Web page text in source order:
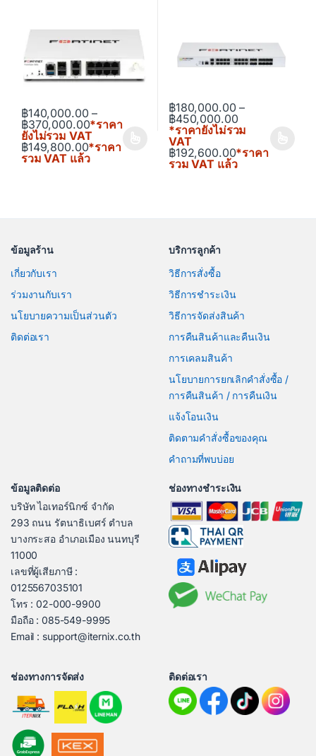
฿140,000.00 –
฿370,000.00Price range: ฿140,000.00 through ฿
*ราคา
ยังไม่รวม VAT
฿149,800.00*ราคา
รวม VAT แล้ว
This product has multiple variants. The options may be chosen
฿180,000.00 –
฿450,000.00Price range:
*ราคายังไม่รวม
VAT
฿192,600.00*ราคา
รวม VAT แล้ว
This product has multiple
ข้อมูลร้าน
เกี่ยวกับเรา
ร่วมงานกับเรา
นโยบายความเป็นส่วนตัว
ติดต่อเรา
บริการลูกค้า
วิธีการสั่งซื้อ
วิธีการชำระเงิน
วิธีการจัดส่งสินค้า
การคืนสินค้าและคืนเงิน
การเคลมสินค้า
นโยบายการยกเลิกคำสั่งซื้อ /
การคืนสินค้า / การคืนเงิน
แจ้งโอนเงิน
ติดตามคำสั่งซื้อของคุณ
คำถามที่พบบ่อย
ข้อมูลติดต่อ
บริษัท ไอเทอร์นิกซ์ จำกัด
293 ถนน รัตนาธิเบศร์ ตำบล
บางกระสอ อำเภอเมือง นนทบุรี
11000
เลขที่ผู้เสียภาษี :
0125567035101
โทร : 02-000-9900
มือถือ : 085-549-9995
Email : support@iternix.co.th
ช่องทางชำระเงิน
ช่องทางการจัดส่ง ติดต่อเรา